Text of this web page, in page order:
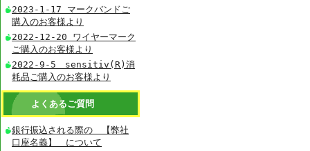
2023-1-17 マークバンドご
購入のお客様より
2022-12-20 ワイヤーマーク
ご購入のお客様より
2022-9-5 sensitiv(R)消
耗品ご購入のお客様より
よくあるご質問
銀行振込される際の 【弊社
口座名義】 について